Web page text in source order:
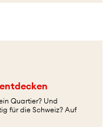
Quartier? Und
für die Schweiz? Auf